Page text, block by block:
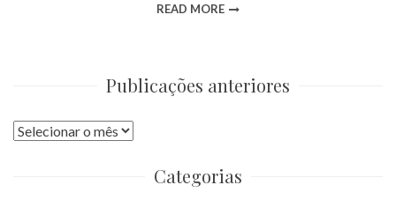
READ MORE
Publicações anteriores
Publicações
Categorias